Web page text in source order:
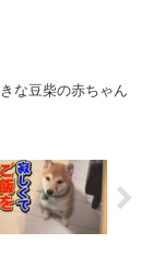
な豆柴の赤ちゃん